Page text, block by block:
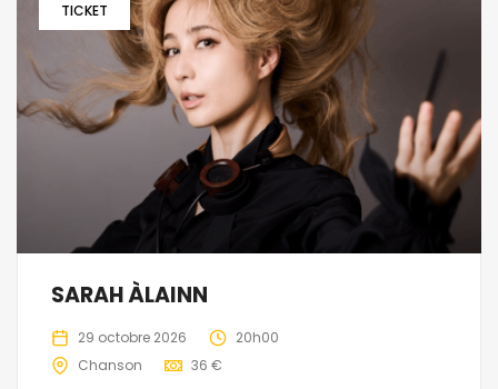
TICKET
SARAH ÀLAINN
29 octobre 2026
20h00
Chanson
36 €